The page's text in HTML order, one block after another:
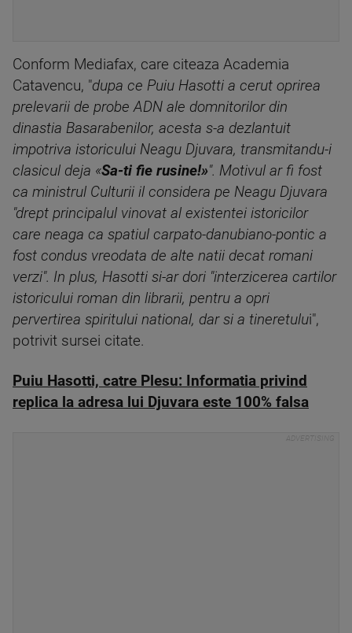
Conform Mediafax, care citeaza Academia
Catavencu, "dupa ce Puiu Hasotti a cerut oprirea
prelevarii de probe ADN ale domnitorilor din
dinastia Basarabenilor, acesta s-a dezlantuit
impotriva istoricului Neagu Djuvara, transmitandu-i
clasicul deja «Sa-ti fie rusine!»". Motivul ar fi fost
ca ministrul Culturii il considera pe Neagu Djuvara
"drept principalul vinovat al existentei istoricilor
care neaga ca spatiul carpato-danubiano-pontic a
fost condus vreodata de alte natii decat romani
verzi". In plus, Hasotti si-ar dori "interzicerea cartilor
istoricului roman din librarii, pentru a opri
pervertirea spiritului national, dar si a tineretului",
potrivit sursei citate.
Puiu Hasotti, catre Plesu: Informatia privind
replica la adresa lui Djuvara este 100% falsa